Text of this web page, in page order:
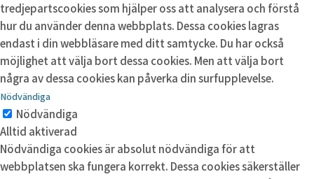
tredjepartscookies som hjälper oss att analysera och förstå
hur du använder denna webbplats. Dessa cookies lagras
endast i din webbläsare med ditt samtycke. Du har också
möjlighet att välja bort dessa cookies. Men att välja bort
några av dessa cookies kan påverka din surfupplevelse.
Nödvändiga
Nödvändiga
Alltid aktiverad
Nödvändiga cookies är absolut nödvändiga för att
webbplatsen ska fungera korrekt. Dessa cookies säkerställer